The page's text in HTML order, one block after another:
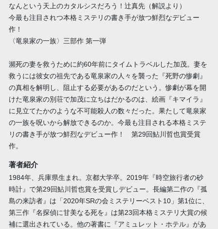
なんという天上のカタルシスだろう！辻真先（解説より）
今最も注目されつ本格ミステリの書き手が放つ鮮烈なデビュー
作！
〈竜泉家の一族〉三部作 第一弾
瀕死の妻を救うために約60年前にタイムトラベルした加茂。妻を
救うには彼女の祖先である竜泉家の人々を襲った『死野の惨劇』
の真相を解明し、阻止する必要があるのだという。惨劇が幕を開
けた竜泉家の別荘で加茂に立ちはだかるのは、絵画『キマイラ』
に見立てたかのような不可能殺人の数々だった。果たして竜泉家
の一族を呪いから解放できるのか。今最も注目される本格ミステ
リの書き手が放つ鮮烈なデビュー作！ 第29回鮎川哲也賞受賞
作。
著者紹介
1984年、兵庫県生まれ。京都大学卒。2019年『時空旅行者の砂
時計』で第29回鮎川哲也賞を受賞しデビュー。長編第二作の『孤
島の来訪者』は「2020年SRの会ミステリーベスト10」第1位に、
第三作『名探偵に甘美なる死を』は第23回本格ミステリ大賞の候
補に選出されている。他の著書に『アミュレット・ホテル』があ